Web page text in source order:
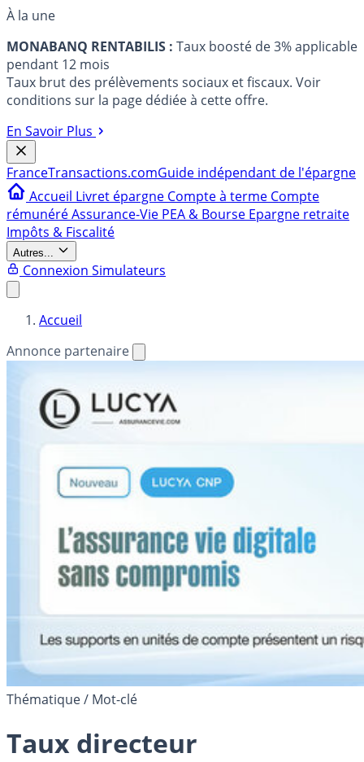
À la une
MONABANQ RENTABILIS : Taux boosté de 3% applicable
pendant 12 mois
Taux brut des prélèvements sociaux et fiscaux. Voir
conditions sur la page dédiée à cette offre.
En Savoir Plus
FranceTransactions.comGuide indépendant de l'épargne
Accueil Livret épargne Compte à terme Compte
rémunéréAssurance-Vie PEA & Bourse Epargne retraite
Impôts & Fiscalité
Autres...
Connexion Simulateurs
Accueil
Annonce partenaire
Thématique / Mot-clé
Taux directeur